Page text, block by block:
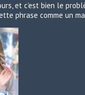
et c’est bien le
phrase comme un